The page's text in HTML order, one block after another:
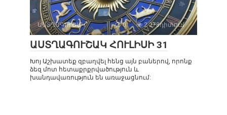
ԱՍՏՂԱԳՈՒՇԱԿ 0 2 278դիտում
ԱՍՏՂԱԳՈՒՇԱԿ ՀՈՒԼԻՍԻ 31
Խոյ Աշխատեք զբաղվել հենց այն բաներով, որոնք
ձեզ մոտ հետաքրքրվածություն և
խանդավառություն են առաջացնում: